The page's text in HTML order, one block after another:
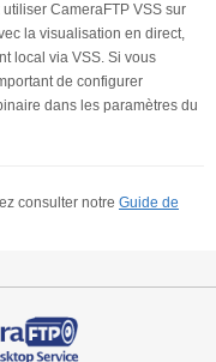
CameraFTP VSS sur
la visualisation en direct,
local via VSS. Si vous
de configurer
dans les paramètres du
consulter notre Guide de